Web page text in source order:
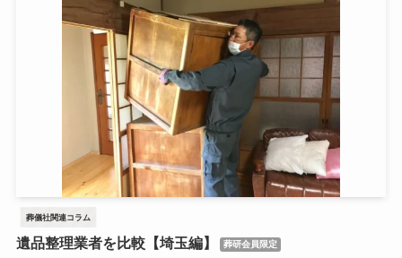
葬儀社関連コラム
遺品整理業者を比較【埼玉編】 葬研会員限定